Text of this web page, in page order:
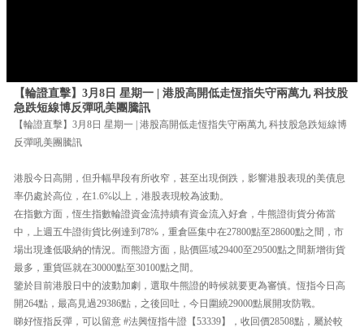
【輪證直擊】3月8日 星期一 | 港股高開低走恆指失守兩萬九 科技股
急跌短線博反彈吼美團騰訊
【輪證直擊】3月8日 星期一 | 港股高開低走恆指失守兩萬九 科技股急跌短線博
反彈吼美團騰訊
港股今日高開，但升幅早段有所收窄，甚至出現倒跌，影響港股表現的美債息
率仍處於高位，在1.6%以上，港股表現較為波動。
在指數方面，恆生指數輪證資金流持續有資金流入好倉，牛熊證街貨分佈當
中，上週五牛證街貨比例達到78%，重倉區集中在27800點至28600點之間，市
場出現逢低吸納的情況。而熊證方面，貼價區域29400至29500點之間新增街貨
最多，重貨區就在30000點至30100點之間。
鑒於目前港股日中的波動加劇，選取牛熊證的時候就要更為審慎。恆指今日高
開264點，最高見過29386點，之後回吐，今日圍繞29000點展開攻防戰。
睇好恆指反彈，可以留意 #法興恆指牛證【53339】，收回價28508點，屬於較